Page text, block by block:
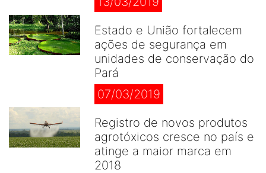
Estado e União fortalecem
ações de segurança em
unidades de conservação do
Pará
07/03/2019
Registro de novos produtos
agrotóxicos cresce no país e
atinge a maior marca em
2018